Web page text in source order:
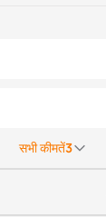
सभी कीमतें3